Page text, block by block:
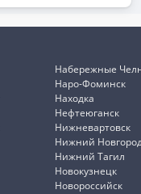
Набережные
Наро-Фоминск
Находка
Нефтеюганск
Нижневартовск
Нижний
Нижний Тагил
Новокузнецк
Новороссийск